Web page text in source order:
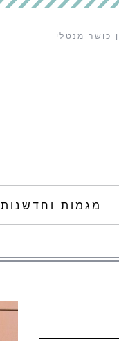
כושר מנטלי
מגמות וחדשנות